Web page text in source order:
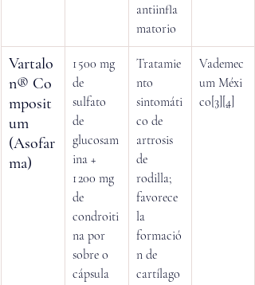
antiinfla
matorio
Vartalo
n® Co
mposit
um
(Asofar
ma)
1 500 mg
de
sulfato
de
glucosam
ina +
1 200 mg
de
condroiti
na por
sobre o
cápsula
Tratamie
nto
sintomáti
co de
artrosis
de
rodilla;
favorece
la
formació
n de
cartílago
Vademec
um Méxi
co [3] [4]